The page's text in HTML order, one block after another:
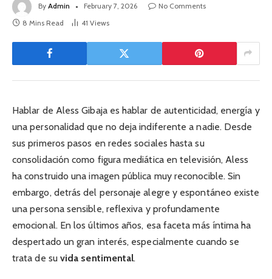
By Admin February 7, 2026
No Comments
8 Mins Read
41 Views
Hablar de Aless Gibaja es hablar de autenticidad, energía y
una personalidad que no deja indiferente a nadie. Desde
sus primeros pasos en redes sociales hasta su
consolidación como figura mediática en televisión, Aless
ha construido una imagen pública muy reconocible. Sin
embargo, detrás del personaje alegre y espontáneo existe
una persona sensible, reflexiva y profundamente
emocional. En los últimos años, esa faceta más íntima ha
despertado un gran interés, especialmente cuando se
trata de su vida sentimental.